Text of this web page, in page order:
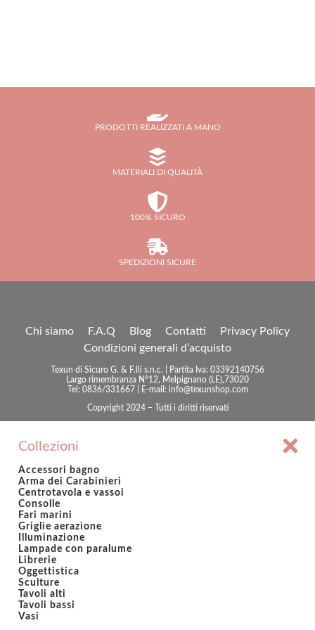
PRODOTTI REALIZZATI A MANO
MATERIALI DI QUALITÀ
100% SICURO
SPEDIZIONI SICURE
Chi siamo F.A.Q Blog Contatti
Privacy Policy
Condizioni generali d’acquisto
Texun di Sicuro G. & F.lli s.n.c. | Partita Iva: 03392140756
Largo rimembranza N°12, Melpignano (LE),73020
Tel: 0836/331667 | E-mail: info@texunshop.com
Copyright 2024 – Tutti i diritti riservati
Collezioni
Accessori bagno
Arma dei Carabinieri
Centrotavola e vassoi
Consolle
Fari marini
Griglie aerazione
Illuminazione
Lampade con paralume
Librerie
Oggettistica
Sculture
Tavoli alti
Tavoli bassi
Vasi